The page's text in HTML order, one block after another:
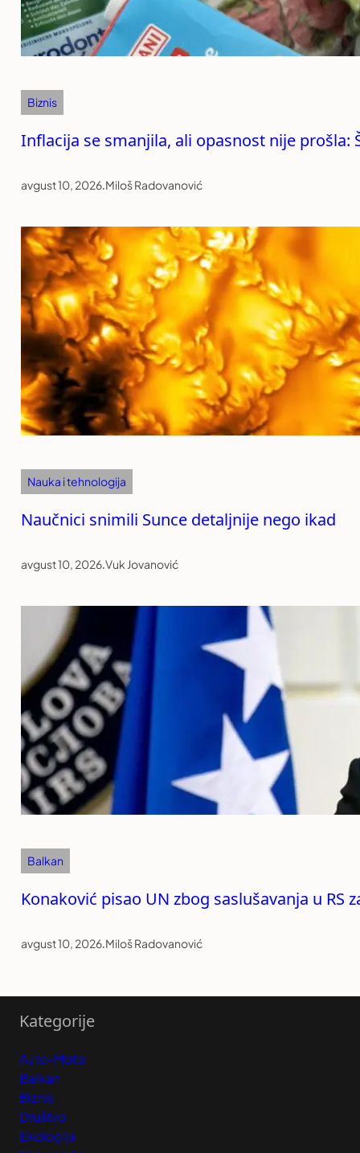
Biznis
Inflacija se smanjila, ali opasnost nije prošla:
avgust 10, 2026.Miloš Radovanović
Nauka i tehnologija
Naučnici snimili Sunce detaljnije nego ikad
avgust 10, 2026.Vuk Jovanović
Balkan
Konaković pisao UN zbog saslušavanja u
avgust 10, 2026.Miloš Radovanović
Kategorije
Auto-Moto
Balkan
Biznis
Društvo
Ekologija